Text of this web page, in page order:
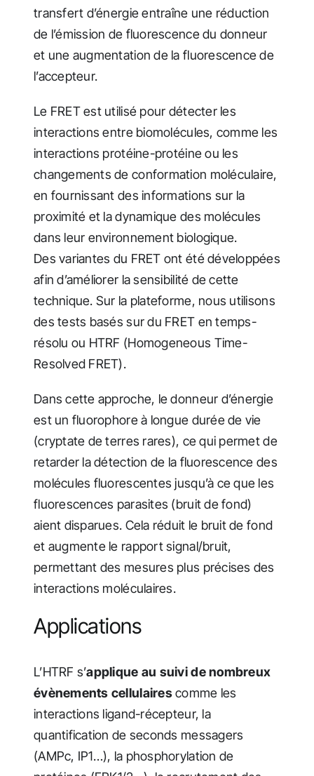
transfert d’énergie entraîne une réduction
de l’émission de fluorescence du donneur
et une augmentation de la fluorescence de
l’accepteur.
Le FRET est utilisé pour détecter les
interactions entre biomolécules, comme les
interactions protéine-protéine ou les
changements de conformation moléculaire,
en fournissant des informations sur la
proximité et la dynamique des molécules
dans leur environnement biologique.
Des variantes du FRET ont été développées
afin d’améliorer la sensibilité de cette
technique. Sur la plateforme, nous utilisons
des tests basés sur du FRET en temps-
résolu ou HTRF (Homogeneous Time-
Resolved FRET).
Dans cette approche, le donneur d’énergie
est un fluorophore à longue durée de vie
(cryptate de terres rares), ce qui permet de
retarder la détection de la fluorescence des
molécules fluorescentes jusqu’à ce que les
fluorescences parasites (bruit de fond)
aient disparues. Cela réduit le bruit de fond
et augmente le rapport signal/bruit,
permettant des mesures plus précises des
interactions moléculaires.
Applications
L’HTRF s’applique au suivi de nombreux
évènements cellulaires comme les
interactions ligand-récepteur, la
quantification de seconds messagers
(AMPc, IP1…), la phosphorylation de